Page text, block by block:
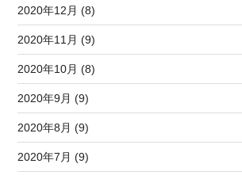
2020年12月 (8)
2020年11月 (9)
2020年10月 (8)
2020年9月 (9)
2020年8月 (9)
2020年7月 (9)